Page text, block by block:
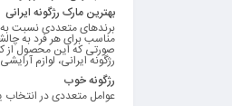
بهترین مارک رژگونه ایرانی
برندهای متعددی نسبت به
مناسب برای هر فرد به
صورتی که این محصول از
رژگونه ایرانی، لوازم
رژگونه خوب
عوامل متعددی در انتخاب